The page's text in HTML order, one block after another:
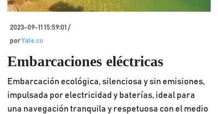
2023-09-11 15:59:01 /
porYate.co
Embarcaciones eléctricas
Embarcación ecológica, silenciosa y sin emisiones,
impulsada por electricidad y baterías, ideal para
una navegación tranquila y respetuosa con el medio